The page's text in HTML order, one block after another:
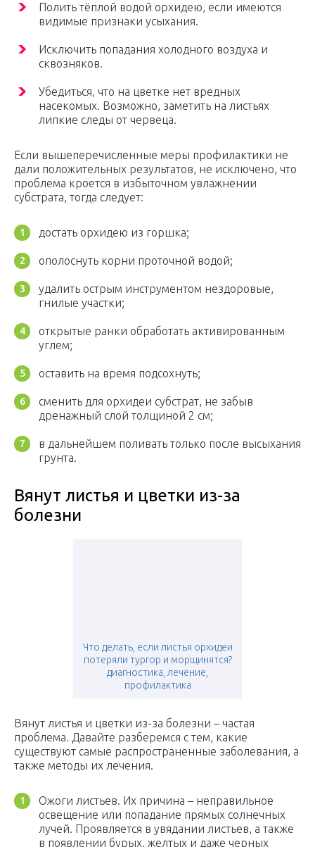
Полить тёплой водой орхидею, если имеются
видимые признаки усыхания.
Исключить попадания холодного воздуха и
сквозняков.
Убедиться, что на цветке нет вредных
насекомых. Возможно, заметить на листьях
липкие следы от червеца.
Если вышеперечисленные меры профилактики не
дали положительных результатов, не исключено, что
проблема кроется в избыточном увлажнении
субстрата, тогда следует:
достать орхидею из горшка;
ополоснуть корни проточной водой;
удалить острым инструментом нездоровые,
гнилые участки;
открытые ранки обработать активированным
углем;
оставить на время подсохнуть;
сменить для орхидеи субстрат, не забыв
дренажный слой толщиной 2 см;
в дальнейшем поливать только после высыхания
грунта.
Вянут листья и цветки из-за
болезни
Что делать, если листья орхидеи
потеряли тургор и морщинятся?
диагностика, лечение,
профилактика
Вянут листья и цветки из-за болезни – частая
проблема. Давайте разберемся с тем, какие
существуют самые распространенные заболевания, а
также методы их лечения.
Ожоги листьев. Их причина – неправильное
освещение или попадание прямых солнечных
лучей. Проявляется в увядании листьев, а также
в появлении бурых, желтых и даже черных